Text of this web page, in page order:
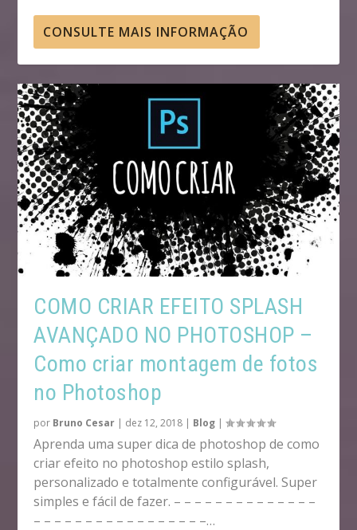
CONSULTE MAIS INFORMAÇÃO
COMO CRIAR EFEITO SPLASH
AVANÇADO NO PHOTOSHOP –
Como criar montagem de fotos
no Photoshop
por Bruno Cesar | dez 12, 2018 | Blog |
Aprenda uma super dica de photoshop de como
criar efeito no photoshop estilo splash,
personalizado e totalmente configurável. Super
simples e fácil de fazer. – – – – – – – – – – – – – –
– – – – – – – – – – – – – – – – –…